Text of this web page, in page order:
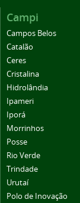
Campi
Campos Belos
Catalão
Ceres
Cristalina
Hidrolândia
Ipameri
Iporá
Morrinhos
Posse
Rio Verde
Trindade
Urutaí
Polo de Inovação